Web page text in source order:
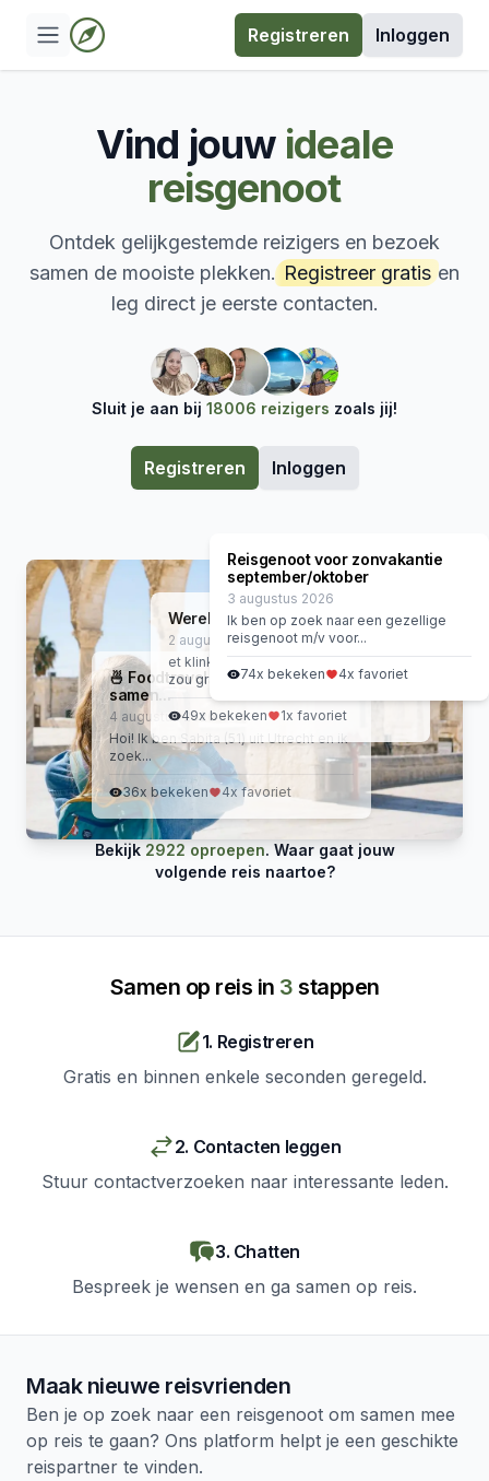
Registreren Inloggen
Vind jouw ideale
reisgenoot
Ontdek gelijkgestemde reizigers en bezoek
samen de mooiste plekken. Registreer gratis en
leg direct je eerste contacten.
Sluit je aan bij 18006 reizigers zoals jij!
Registreren Inloggen
Reisgenoot voor zonvakantie
september/oktober
3 augustus 2026
Ik ben op zoek naar een gezellige
reisgenoot m/v voor...
74x bekeken 4x favoriet
Wereldreis
2 augustus 2026
et klinkt misschien spannend, maar ik
zou graag een wereldreis...
49x bekeken 1x favoriet
🍜 Foodtravel buddy gezocht:
samen...
4 augustus 2026
Hoi! Ik ben Sabita (51) uit Utrecht en ik
zoek...
36x bekeken 4x favoriet
Bekijk 2922 oproepen. Waar gaat jouw
volgende reis naartoe?
Samen op reis in 3 stappen
1. Registreren
Gratis en binnen enkele seconden geregeld.
2. Contacten leggen
Stuur contactverzoeken naar interessante leden.
3. Chatten
Bespreek je wensen en ga samen op reis.
Maak nieuwe reisvrienden
Ben je op zoek naar een reisgenoot om samen mee
op reis te gaan? Ons platform helpt je een geschikte
reispartner te vinden.